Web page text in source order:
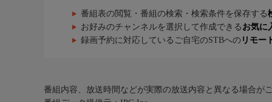
番組表の閲覧・番組の検索・検索条件を保存する
お好みのチャンネルを選択して作成できる お気に
録画予約に対応しているご自宅のSTBへの リモー
番組内容、放送時間などが実際の放送内容と異なる場合が